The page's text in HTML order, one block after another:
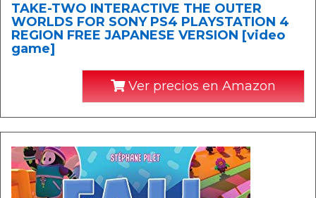
TAKE-TWO INTERACTIVE THE OUTER
WORLDS FOR SONY PS4 PLAYSTATION 4
REGION FREE JAPANESE VERSION [video
game]
Ver precios en Amazon